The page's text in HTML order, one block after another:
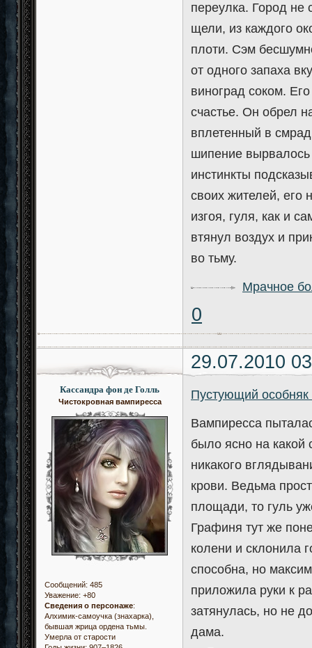
переулка. Город
щели, из каждого
плоти. Сэм
от одного запаха
виноград соком.
счастье. Он обрел
вплетенный в
шипение вырвалось
инстинкты
своих жителей, его
изгоя, гуля, как и
втянул воздух и
во тьму.
Мрачное
0
29.07.2010
Кассандра фон де Голль
Чистокровная вампиресса
Сообщений: 485
Уважение: +80
Сведения о персонаже:
Алхимик-самоучка (знахарка),
бывшая жрица ордена тьмы.
Умерла от старости
Пустующий
Вампиресса
было ясно на какой
никакого
крови. Ведьма
площади, то гуль
Графиня тут же
колени и склонила
способна, но
приложила руки к
затянулась, но не
дама.